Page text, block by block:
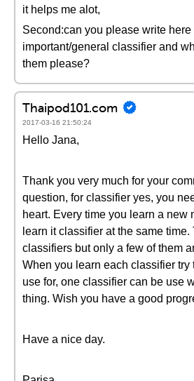
it helps me alot,
Second:can you please write here
important/general classifier and
them please?
Thaipod101.com
2017-03-16 21:50:24
Hello Jana,
Thank you very much for your
question, for classifier yes, you
heart. Every time you learn a new
learn it classifier at the same time.
classifiers but only a few of them
When you learn each classifier try
use for, one classifier can be use
thing. Wish you have a good
Have a nice day.